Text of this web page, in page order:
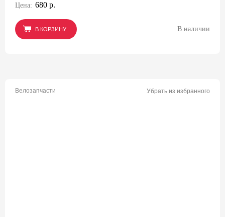
Цена: 680 р.
В КОРЗИНУ
В КОРЗИНУ
В КОРЗИНУ В наличии
Велозапчасти Убрать из избранного